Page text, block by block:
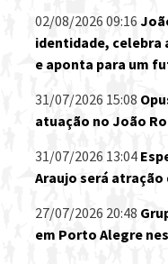
02/08/2026 09:16
identidade, celebra
e aponta para um
31/07/2026 15:08
atuação no João
31/07/2026 13:04
Araujo será atração
27/07/2026 20:48
em Porto Alegre